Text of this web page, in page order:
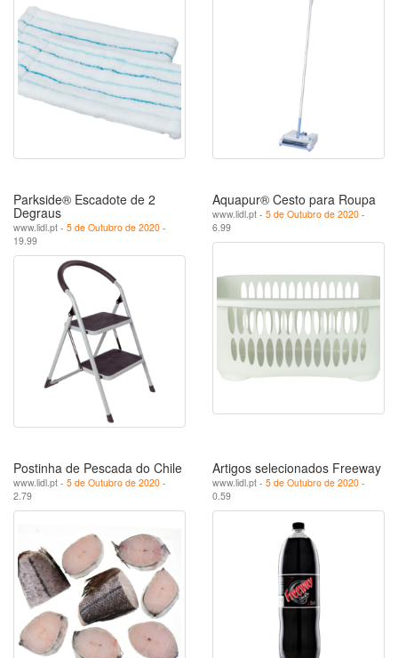
Parkside® Escadote de 2
Degraus
www.lidl.pt - 5 de Outubro de 2020 -
19.99
Aquapur® Cesto para Roupa
www.lidl.pt - 5 de Outubro de 2020 -
6.99
Postinha de Pescada do Chile
www.lidl.pt - 5 de Outubro de 2020 -
2.79
Artigos selecionados Freeway
www.lidl.pt - 5 de Outubro de 2020 -
0.59